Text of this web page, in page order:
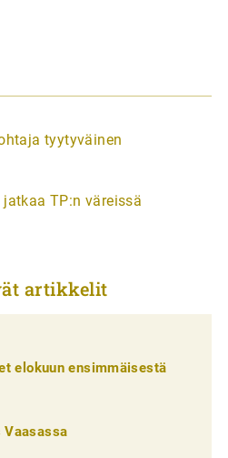
tyytyväinen
TP:n väreissä
artikkelit
elokuun ensimmäisestä